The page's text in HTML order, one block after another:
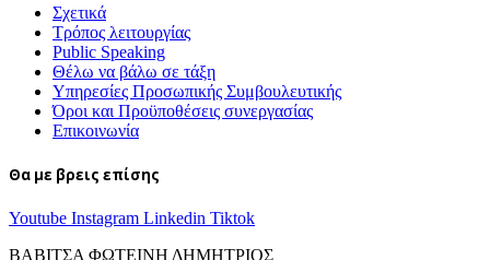
Σχετικά
Τρόπος λειτουργίας
Public Speaking
Θέλω να βάλω σε τάξη
Υπηρεσίες Προσωπικής Συμβουλευτικής
Όροι και Προϋποθέσεις συνεργασίας
Επικοινωνία
Θα με βρεις επίσης
Youtube Instagram Linkedin Tiktok
ΒΑΒΙΤΣΑ ΦΩΤΕΙΝΗ ΔΗΜΗΤΡΙΟΣ